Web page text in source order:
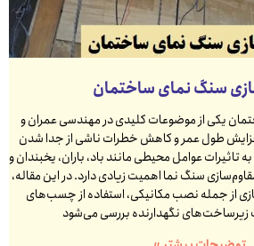
سنگ نمای ساختمان
یکی از موضوعات کلیدی در مهندسی عمران و
طول عمر و کاهش خطرات ناشی از جدا شدن
تاثیرات عوامل محیطی مانند باد، باران، یخبندان و
سنگ نما اهمیت زیادی دارد. در این مقاله،
از جمله نصب مکانیکی، استفاده از چسب‌های
نگهدارنده بررسی می‌شود